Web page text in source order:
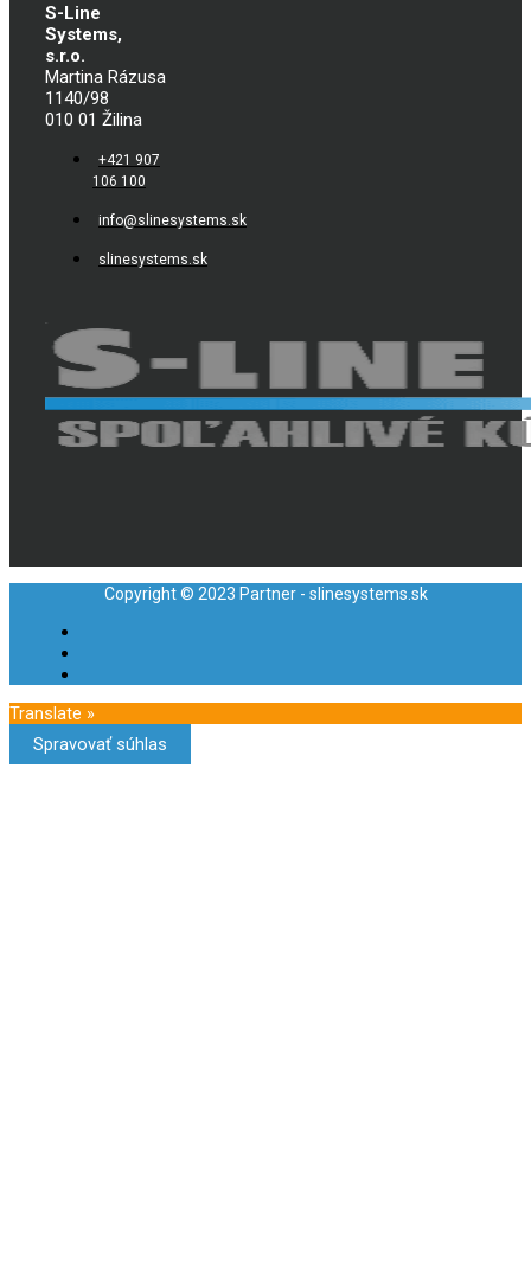
S-Line
Systems,
s.r.o.
Martina Rázusa
1140/98
010 01 Žilina
+421 907
106 100
info@slinesystems.sk
slinesystems.sk
Copyright © 2023 Partner - slinesystems.sk
Translate »
Spravovať súhlas